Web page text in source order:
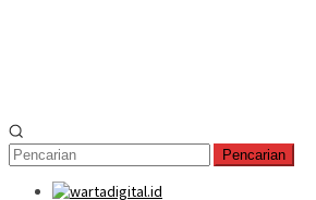
Pencarian